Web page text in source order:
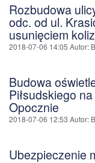
Rozbudowa
odc. od ul.
usunięciem
2018-07-06 14:05 Autor:
Budowa
Piłsudskiego
Opocznie
2018-07-06 12:53 Autor:
Ubezpieczenie